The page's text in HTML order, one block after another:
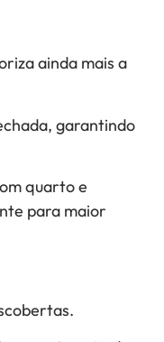
ainda mais a
garantindo
quarto e
para maior